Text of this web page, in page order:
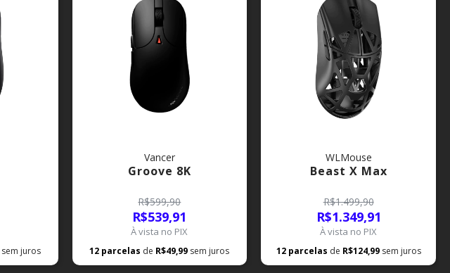
sem juros
Vancer
Groove 8K
R$599,90
R$539,91
À vista no PIX
12 parcelas de R$49,99 sem juros
WLMouse
Beast X Max
R$1.499,90
R$1.349,91
À vista no PIX
12 parcelas de R$124,99 sem juros